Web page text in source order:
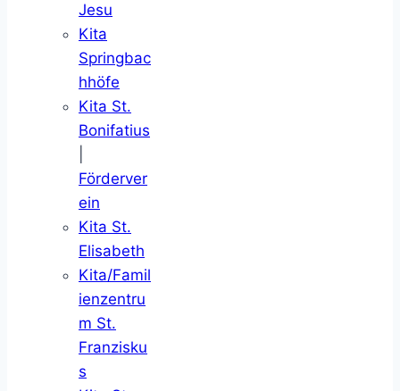
Jesu
Kita
Springbac
hhöfe
Kita St.
Bonifatius
Förderver
ein
Kita St.
Elisabeth
Kita/Famil
ienzentru
m St.
Franzisku
s